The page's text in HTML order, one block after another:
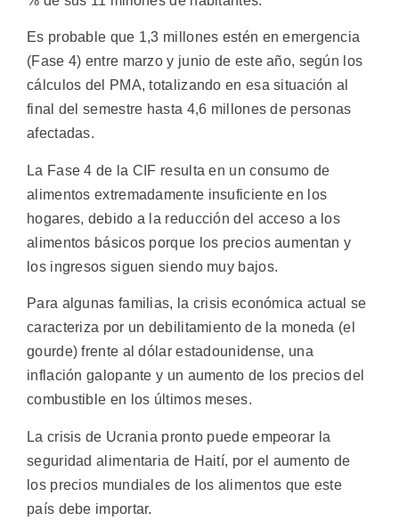
Es probable que 1,3 millones estén en emergencia
(Fase 4) entre marzo y junio de este año, según los
cálculos del PMA, totalizando en esa situación al
final del semestre hasta 4,6 millones de personas
afectadas.
La Fase 4 de la CIF resulta en un consumo de
alimentos extremadamente insuficiente en los
hogares, debido a la reducción del acceso a los
alimentos básicos porque los precios aumentan y
los ingresos siguen siendo muy bajos.
Para algunas familias, la crisis económica actual se
caracteriza por un debilitamiento de la moneda (el
gourde) frente al dólar estadounidense, una
inflación galopante y un aumento de los precios del
combustible en los últimos meses.
La crisis de Ucrania pronto puede empeorar la
seguridad alimentaria de Haití, por el aumento de
los precios mundiales de los alimentos que este
país debe importar.